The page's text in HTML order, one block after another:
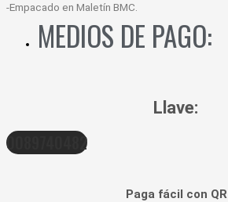
-Empacado en Maletín BMC.
MEDIOS DE PAGO:
Llave:
0089740482
Paga fácil con QR